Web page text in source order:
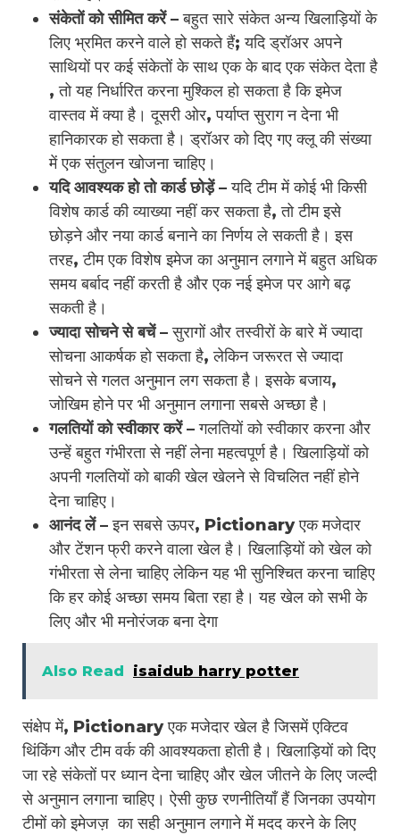
संकेतों को सीमित करें –बहुत सारे संकेत अन्य खिलाड़ियों के
लिए भ्रमित करने वाले हो सकते हैं; यदि ड्रॉअर अपने
साथियों पर कई संकेतों के साथ एक के बाद एक संकेत देता है
, तो यह निर्धारित करना मुश्किल हो सकता है कि इमेज
वास्तव में क्या है। दूसरी ओर, पर्याप्त सुराग न देना भी
हानिकारक हो सकता है। ड्रॉअर को दिए गए क्लू की संख्या
में एक संतुलन खोजना चाहिए।
यदि आवश्यक हो तो कार्ड छोड़ें –यदि टीम में कोई भी किसी
विशेष कार्ड की व्याख्या नहीं कर सकता है, तो टीम इसे
छोड़ने और नया कार्ड बनाने का निर्णय ले सकती है। इस
तरह, टीम एक विशेष इमेज का अनुमान लगाने में बहुत अधिक
समय बर्बाद नहीं करती है और एक नई इमेज पर आगे बढ़
सकती है।
ज्यादा सोचने से बचें –सुरागों और तस्वीरों के बारे में ज्यादा
सोचना आकर्षक हो सकता है, लेकिन जरूरत से ज्यादा
सोचने से गलत अनुमान लग सकता है। इसके बजाय,
जोखिम होने पर भी अनुमान लगाना सबसे अच्छा है।
गलतियों को स्वीकार करें –गलतियों को स्वीकार करना और
उन्हें बहुत गंभीरता से नहीं लेना महत्वपूर्ण है। खिलाड़ियों को
अपनी गलतियों को बाकी खेल खेलने से विचलित नहीं होने
देना चाहिए।
आनंद लें –इन सबसे ऊपर, Pictionary एक मजेदार
और टेंशन फ्री करने वाला खेल है। खिलाड़ियों को खेल को
गंभीरता से लेना चाहिए लेकिन यह भी सुनिश्चित करना चाहिए
कि हर कोई अच्छा समय बिता रहा है। यह खेल को सभी के
लिए और भी मनोरंजक बना देगा
Also Read isaidub harry potter
संक्षेप में, Pictionary एक मजेदार खेल है जिसमें एक्टिव
थिंकिंग और टीम वर्क की आवश्यकता होती है। खिलाड़ियों को दिए
जा रहे संकेतों पर ध्यान देना चाहिए और खेल जीतने के लिए जल्दी
से अनुमान लगाना चाहिए। ऐसी कुछ रणनीतियाँ हैं जिनका उपयोग
टीमों को इमेजज़ का सही अनुमान लगाने में मदद करने के लिए